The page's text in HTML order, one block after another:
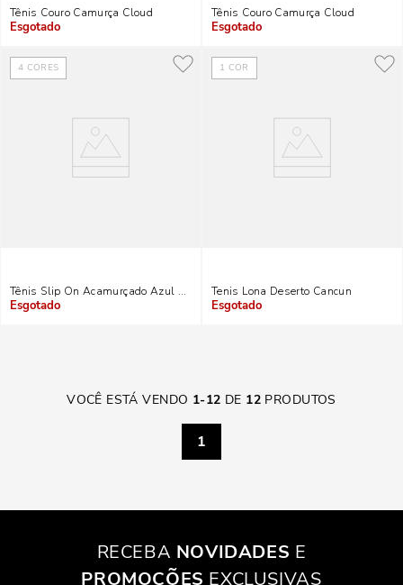
Tênis Couro Camurça Cloud
Indisponível
Tênis Couro Camurça Cloud
Indisponível
4 CORES
Tênis Slip On Acamurçado Azul Marinho
Indisponível
1 COR
Tenis Lona Deserto Cancun
Indisponível
VOCÊ ESTÁ VENDO 1-12 DE 12 PRODUTOS
1
RECEBA NOVIDADES E
PROMOÇÕES EXCLUSIVAS